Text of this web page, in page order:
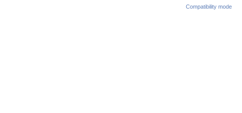
Compatibility mode